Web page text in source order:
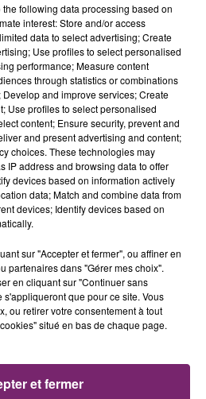
the following data processing based on
interest: Store and/or access
data to select advertising; Create
Use profiles to select personalised
performance; Measure content
through statistics or combinations
and improve services; Create
Use profiles to select personalised
content; Ensure security, prevent and
and present advertising and content;
choices. These technologies may
IP address and browsing data to offer
devices based on information actively
data; Match and combine data from
devices; Identify devices based on
sur "Accepter et fermer", ou affiner en
partenaires dans "Gérer mes choix".
en cliquant sur "Continuer sans
s'appliqueront que pour ce site. Vous
ou retirer votre consentement à tout
situé en bas de chaque page.
et fermer